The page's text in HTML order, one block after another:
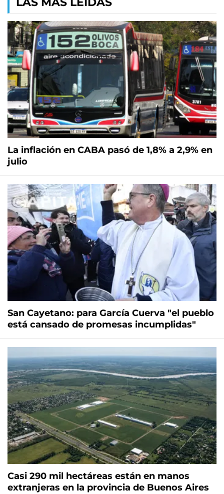
La inflación en CABA pasó de 1,8% a 2,9% en
julio
San Cayetano: para García Cuerva "el pueblo
está cansado de promesas incumplidas"
Casi 290 mil hectáreas están en manos
extranjeras en la provincia de Buenos Aires